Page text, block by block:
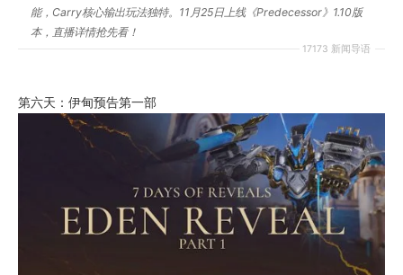
17173 新闻导语
能，Carry核心输出玩法独特。11月25日上线《Predecessor》1.10版
本，直播详情抢先看！
第六天：伊甸预告第一部